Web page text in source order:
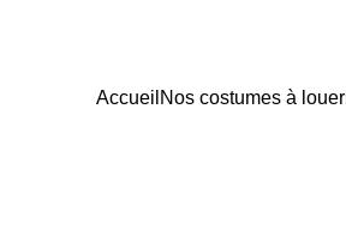
Accueil Nos costumes à louer